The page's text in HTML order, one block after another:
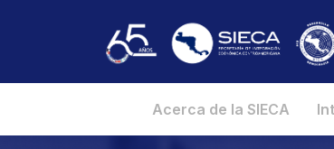
Acerca de la SIECA